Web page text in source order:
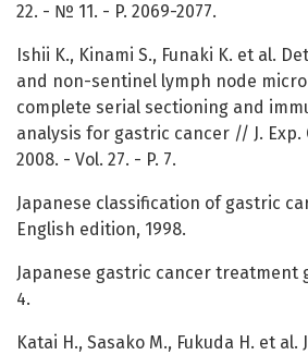
22. - № 11. - P. 2069-2077.
Ishii K., Kinami S., Funaki K. et al.
and non-sentinel lymph node
complete serial sectioning and
analysis for gastric cancer // J. Exp.
2008. - Vol. 27. - P. 7.
Japanese classification of gastric
English edition, 1998.
Japanese gastric cancer treatment
4.
Katai H., Sasako M., Fukuda H. et al.